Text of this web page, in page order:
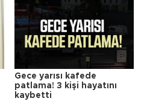
Gece yarısı kafede
patlama! 3 kişi hayatını
kaybetti